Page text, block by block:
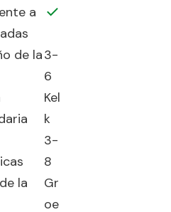
a
de la3-
6
Kel
k
3-
8
la
Gr
oe